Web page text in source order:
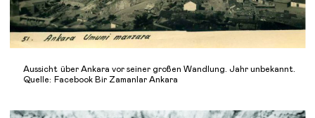
Aussicht über Ankara vor seiner großen Wandlung. Jahr unbekannt.
Quelle: Facebook Bir Zamanlar Ankara